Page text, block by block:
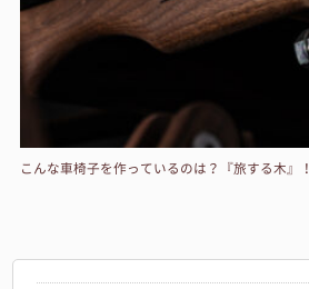
こんな車椅子を作っているのは？『旅する木』！